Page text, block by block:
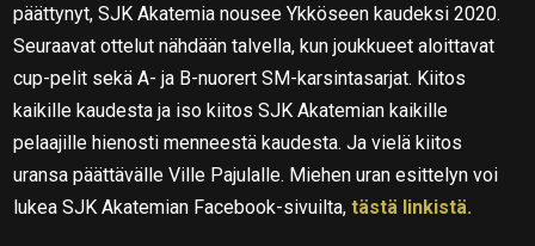
päättynyt, SJK Akatemia nousee Ykköseen kaudeksi 2020.
Seuraavat ottelut nähdään talvella, kun joukkueet aloittavat
cup-pelit sekä A- ja B-nuorert SM-karsintasarjat. Kiitos
kaikille kaudesta ja iso kiitos SJK Akatemian kaikille
pelaajille hienosti menneestä kaudesta. Ja vielä kiitos
uransa päättävälle Ville Pajulalle. Miehen uran esittelyn voi
lukea SJK Akatemian Facebook-sivuilta,tästä linkistä.